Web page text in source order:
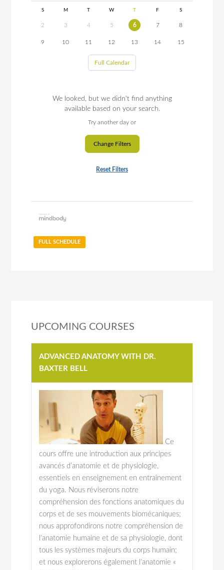
S M T W T F S
2 3 4 5 6 7 8
9 10 11 12 13 14 15
Full Calendar
We looked, but we didn't find anything
available based on your search.
Try another day or
Change Filters
Reset Filters
FULL SCHEDULE
UPCOMING COURSES
ADVANCED ANATOMY WITH DR.
BAXTER BELL
Ce
cours offre une introduction aux principes
avancés d’anatomie et de physiologie,
essentiels en enseignement en entraînement
du yoga. Nous réviserons notre
compréhension des fonctions anatomiques du
corps et de ses mouvements biomécaniques;
nous approfondirons notre compréhension de
l’anatomie humaine et de sa physiologie, dont
tous les systèmes majeurs du corps humain;
et nous explorerons également l’anatomie «